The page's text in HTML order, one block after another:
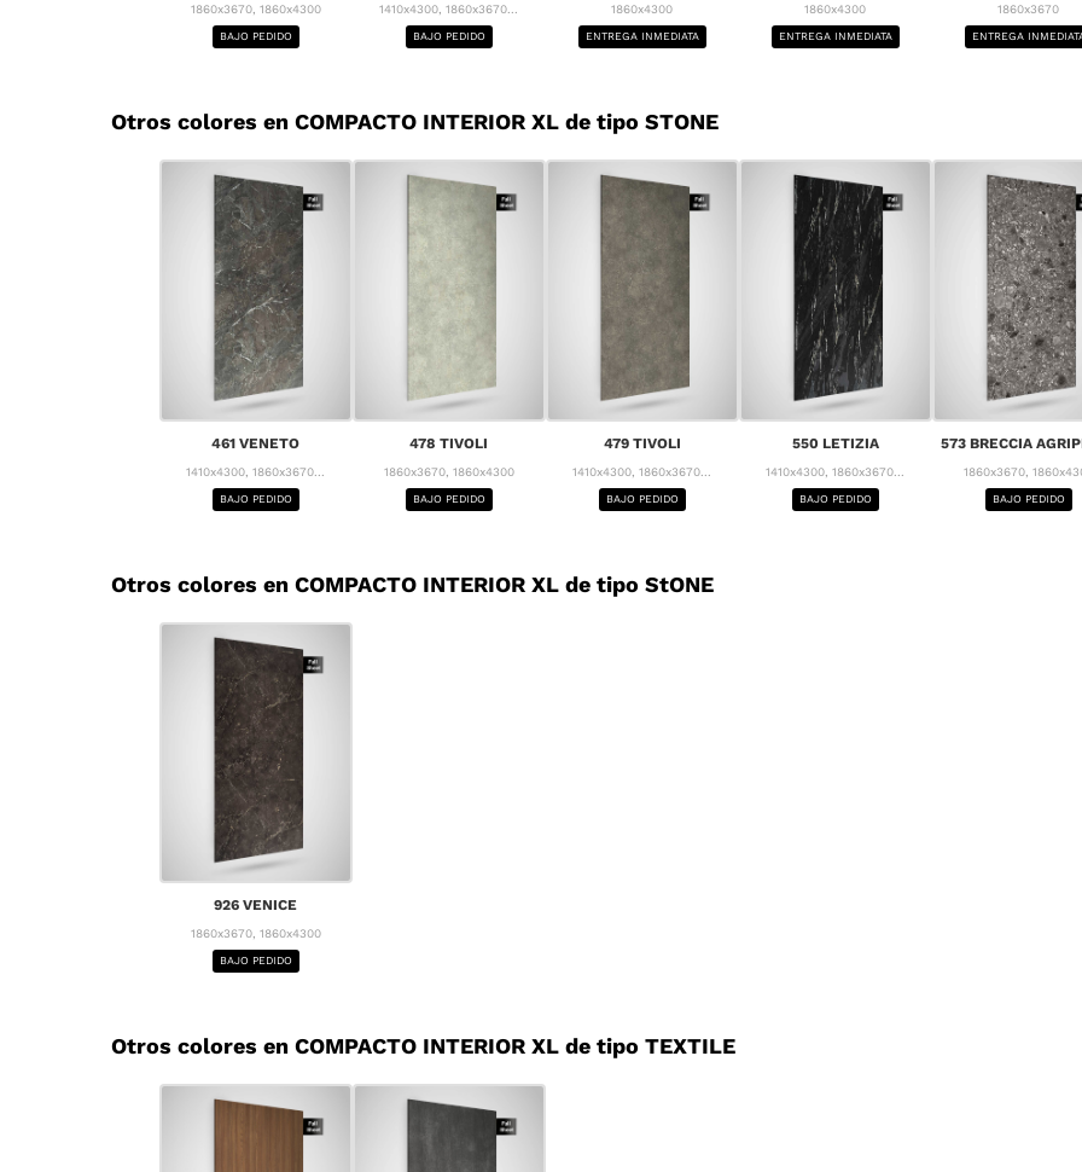
1860x3670, 1860x4300
BAJO PEDIDO
1410x4300, 1860x3670...
BAJO PEDIDO
1860x4300
ENTREGA INMEDIATA
1860x4300
ENTREGA INMEDIATA
1860x3670
ENTREGA
Otros colores en COMPACTO INTERIOR XL de tipo STONE
461 VENETO
1410x4300, 1860x3670...
BAJO PEDIDO
478 TIVOLI
1860x3670, 1860x4300
BAJO PEDIDO
479 TIVOLI
1410x4300, 1860x3670...
BAJO PEDIDO
550 LETIZIA
1410x4300, 1860x3670...
BAJO PEDIDO
573 BRECCIA
1860x3670,
BAJO PEDIDO
Otros colores en COMPACTO INTERIOR XL de tipo StONE
926 VENICE
1860x3670, 1860x4300
BAJO PEDIDO
Otros colores en COMPACTO INTERIOR XL de tipo TEXTILE